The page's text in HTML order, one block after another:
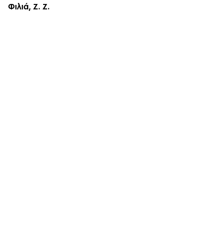
Φιλιά, Z. Z.